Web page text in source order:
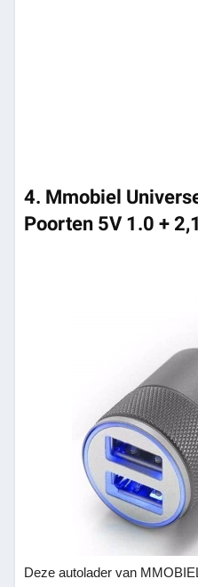
4. Mmobiel
Poorten 5V 1.0 +
Deze autolader van